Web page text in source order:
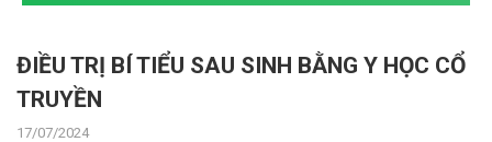
ĐIỀU TRỊ BÍ TIỂU SAU SINH BẰNG Y HỌC CỔ
TRUYỀN
17/07/2024